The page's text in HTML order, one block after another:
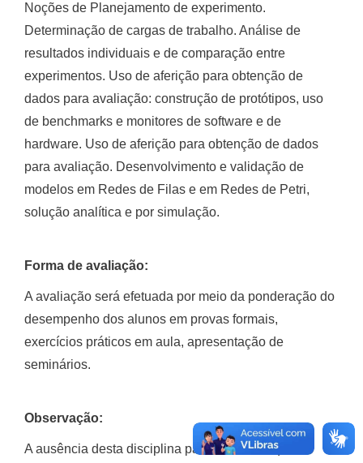
Noções de Planejamento de experimento.
Determinação de cargas de trabalho. Análise de
resultados individuais e de comparação entre
experimentos. Uso de aferição para obtenção de
dados para avaliação: construção de protótipos, uso
de benchmarks e monitores de software e de
hardware. Uso de aferição para obtenção de dados
para avaliação. Desenvolvimento e validação de
modelos em Redes de Filas e em Redes de Petri,
solução analítica e por simulação.
Forma de avaliação:
A avaliação será efetuada por meio da ponderação do
desempenho dos alunos em provas formais,
exercícios práticos em aula, apresentação de
seminários.
Observação:
A ausência desta disciplina para os alunos que